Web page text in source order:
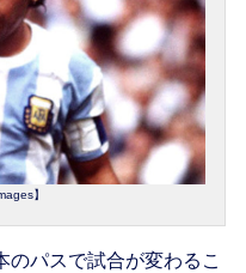
】
パスで試合が変わるこ